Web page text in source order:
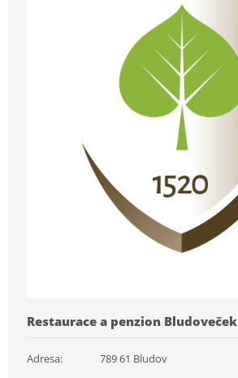
Restaurace a penzion Bludoveček
Adresa: 789 61 Bludov